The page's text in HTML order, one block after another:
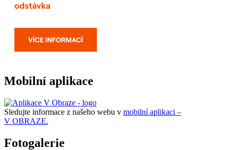
Mobilní aplikace
Sledujte informace z našeho webu v mobilní aplikaci –
V OBRAZE.
Fotogalerie